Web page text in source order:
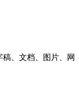
、文档、图片、